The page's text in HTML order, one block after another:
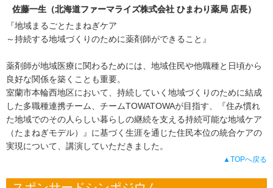
佐藤一生（北海道ファーマライズ株式会社 ひまわり薬局 店長）
『地域まるごとたまねぎケア
～持続する地域づくりのために薬剤師ができること』
薬剤師が地域医療に関わるためには、地域住民や他職種と日頃から
良好な関係を築くことも重要。
室蘭市本輪西地区において、持続していく地域づくりのために結成
した多職種連携チーム、チームTOWATOWAが目指す、『住み慣れ
た地域でのその人らしい暮らしの継続を支える持続可能な地域ケア
（たまねぎモデル）』に基づく生涯を通じた住民本位の統合ケアの
実現について、講演していただきました。
▲TOPへ戻る